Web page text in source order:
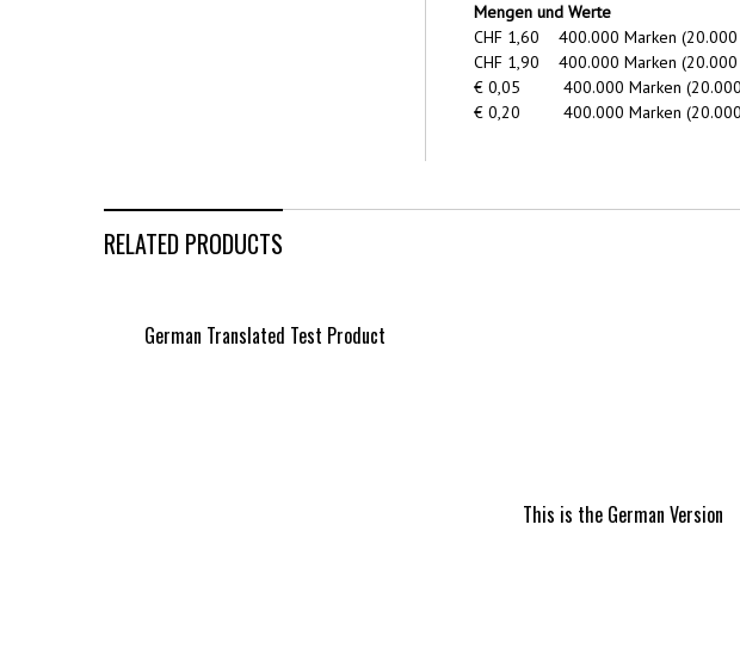
Mengen und Werte
CHF 1,60 400.000 Marken (20.000
CHF 1,90 400.000 Marken (20.000
€ 0,05 400.000 Marken (20.000
€ 0,20 400.000 Marken (20.000
RELATED PRODUCTS
German Translated Test Product
This is the German Version